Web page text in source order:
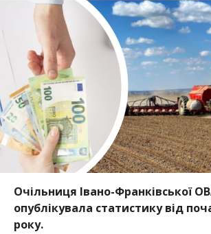
Очільниця Івано-Франківської
опублікувала статистику від
року.